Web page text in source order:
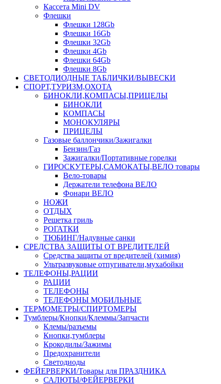
Кассета Mini DV
Флешки
Флешки 128Gb
Флешки 16Gb
Флешки 32Gb
Флешки 4Gb
Флешки 64Gb
Флешки 8Gb
СВЕТОДИОДНЫЕ ТАБЛИЧКИ/ВЫВЕСКИ
СПОРТ,ТУРИЗМ,ОХОТА
БИНОКЛИ,КОМПАСЫ,ПРИЦЕЛЫ
БИНОКЛИ
КОМПАСЫ
МОНОКУЛЯРЫ
ПРИЦЕЛЫ
Газовые баллончики/Зажигалки
Бензин/Газ
Зажигалки/Портативные горелки
ГИРОСКУТЕРЫ,САМОКАТЫ,ВЕЛО товары
Вело-товары
Держатели телефона ВЕЛО
Фонари ВЕЛО
НОЖИ
ОТДЫХ
Решетка гриль
РОГАТКИ
ТЮБИНГ/Надувные санки
СРЕДСТВА ЗАЩИТЫ ОТ ВРЕДИТЕЛЕЙ
Средства защиты от вредителей (химия)
Ультразвуковые отпугиватели,мухабойки
ТЕЛЕФОНЫ,РАЦИИ
РАЦИИ
ТЕЛЕФОНЫ
ТЕЛЕФОНЫ МОБИЛЬНЫЕ
ТЕРМОМЕТРЫ/СПИРТОМЕРЫ
Тумблеры/Кнопки/Клеммы/Запчасти
Клемы/разъемы
Кнопки,тумблеры
Крокодилы/Зажимы
Предохранители
Светодиоды
ФЕЙЕРВЕРКИ/Товары для ПРАЗДНИКА
САЛЮТЫ/ФЕЙЕРВЕРКИ